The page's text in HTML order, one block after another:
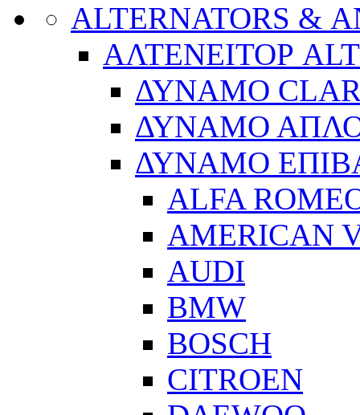
ALTERNATORS &
ΑΛΤΕΝΕΙΤΟΡ
ΔΥΝΑΜΟ
ΔΥΝΑΜΟ
ΔΥΝΑΜΟ
ALFA
AMERICAN
AUDI
BMW
BOSCH
CITROEN